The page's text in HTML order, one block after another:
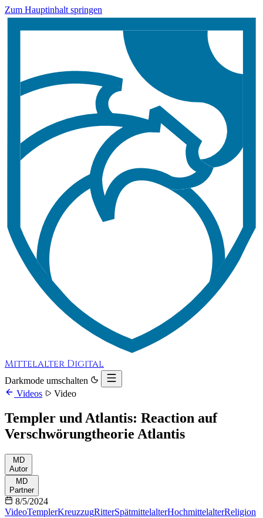
Zum Hauptinhalt springen
Mittelalter Digital
Darkmode umschalten
Videos
Video
Templer und Atlantis: Reaction auf
Verschwörungtheorie Atlantis
MD
Autor
MD
Partner
8/5/2024
VideoTemplerKreuzzugRitterSpätmittelalterHochmittelalterReligion